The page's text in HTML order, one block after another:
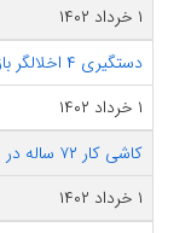
۱ خرداد ۱۴۰۲
دستگیری ۴ اخلالگر بازار ارز در اصفهان
۱ خرداد ۱۴۰۲
کاشی کار ۷۲ ساله در حین کار دچار حادثه شد
۱ خرداد ۱۴۰۲